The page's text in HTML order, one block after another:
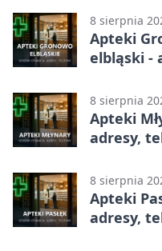
8 sierpnia
Apteki
elbląski -
8 sierpnia
Apteki
adresy,
8 sierpnia
Apteki
adresy,